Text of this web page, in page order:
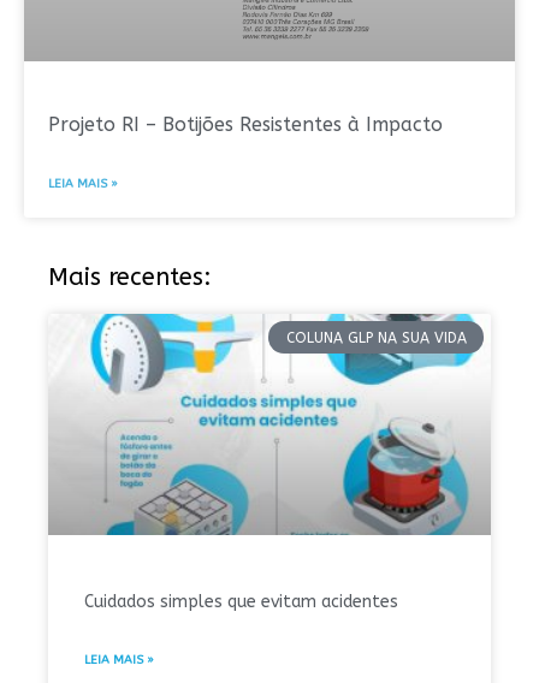
Projeto RI – Botijões Resistentes à Impacto
LEIA MAIS »
Mais recentes:
COLUNA GLP NA SUA VIDA
Cuidados simples que evitam acidentes
LEIA MAIS »